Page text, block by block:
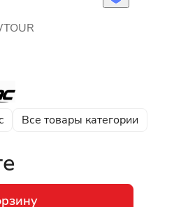
Все товары категории